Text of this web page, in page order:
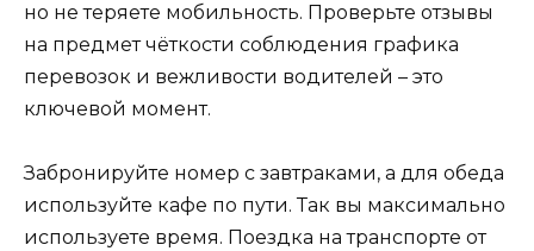
но не теряете мобильность. Проверьте отзывы
на предмет чёткости соблюдения графика
перевозок и вежливости водителей – это
ключевой момент.
Забронируйте номер с завтраками, а для обеда
используйте кафе по пути. Так вы максимально
используете время. Поездка на транспорте от